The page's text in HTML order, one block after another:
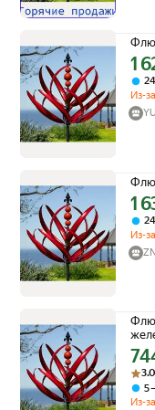
1
Из-
1
Из-
3.0
5
Из-